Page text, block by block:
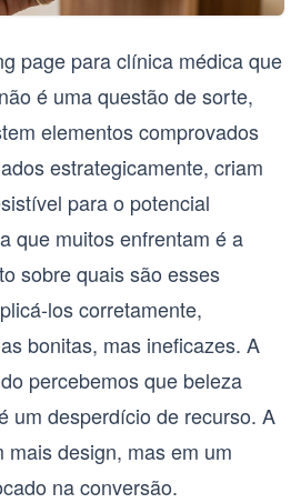
page para clínica médicaque
é uma questão de sorte,
elementos comprovados
estrategicamente, criam
para o potencial
que muitos enfrentam é a
sobre quais são esses
los corretamente,
bonitas, mas ineficazes. A
percebemos que beleza
um desperdício de recurso. A
mais design, mas em um
na conversão.